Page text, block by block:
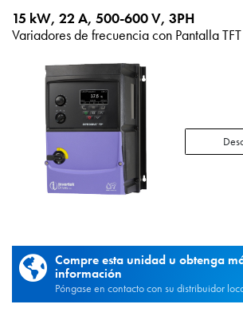
15 kW, 22 A, 500-600 V, 3PH
Variadores de frecuencia con Pantalla
Compre esta unidad u obtenga
información
Póngase en contacto con su distribuidor